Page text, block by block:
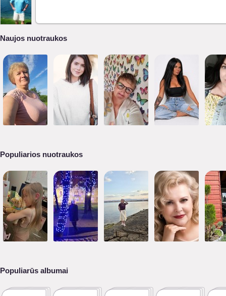
Naujos nuotraukos
Populiarios nuotraukos
Populiarūs albumai